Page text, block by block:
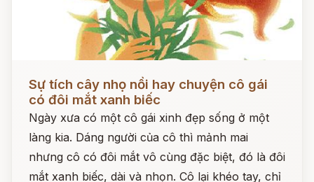
Sự tích cây nhọ nồi hay chuyện cô gái
có đôi mắt xanh biếc
Ngày xưa có một cô gái xinh đẹp sống ở một
làng kia. Dáng người của cô thì mảnh mai
nhưng cô có đôi mắt vô cùng đặc biệt, đó là đôi
mắt xanh biếc, dài và nhọn. Cô lại khéo tay, chỉ